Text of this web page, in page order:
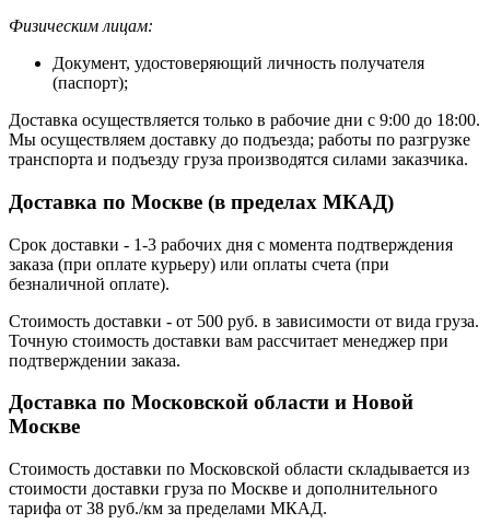
Физическим лицам:
Документ, удостоверяющий личность получателя
(паспорт);
Доставка осуществляется только в рабочие дни с 9:00 до 18:00.
Мы осуществляем доставку до подъезда; работы по разгрузке
транспорта и подъезду груза производятся силами заказчика.
Доставка по Москве (в пределах МКАД)
Срок доставки - 1-3 рабочих дня с момента подтверждения
заказа (при оплате курьеру) или оплаты счета (при
безналичной оплате).
Стоимость доставки - от 500 руб. в зависимости от вида груза.
Точную стоимость доставки вам рассчитает менеджер при
подтверждении заказа.
Доставка по Московской области и Новой
Москве
Стоимость доставки по Московской области складывается из
стоимости доставки груза по Москве и дополнительного
тарифа от 38 руб./км за пределами МКАД.